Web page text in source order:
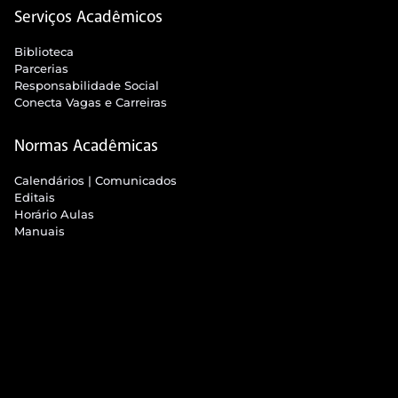
Serviços Acadêmicos
Biblioteca
Parcerias
Responsabilidade Social
Conecta Vagas e Carreiras
Normas Acadêmicas
Calendários | Comunicados
Editais
Horário Aulas
Manuais